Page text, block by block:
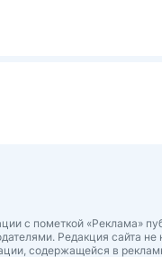
с пометкой «Реклама»
Редакция сайта не
содержащейся в